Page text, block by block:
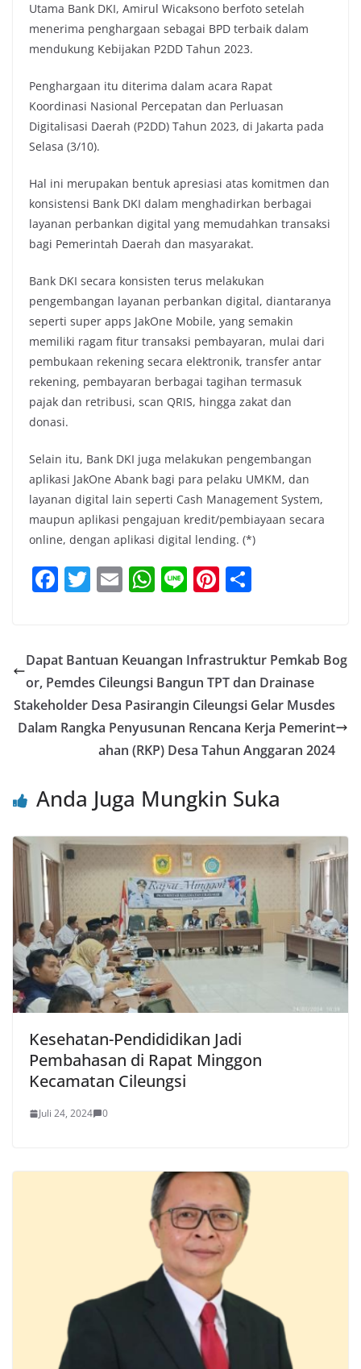
Utama Bank DKI, Amirul Wicaksono berfoto setelah
menerima penghargaan sebagai BPD terbaik dalam
mendukung Kebijakan P2DD Tahun 2023.
Penghargaan itu diterima dalam acara Rapat
Koordinasi Nasional Percepatan dan Perluasan
Digitalisasi Daerah (P2DD) Tahun 2023, di Jakarta pada
Selasa (3/10).
Hal ini merupakan bentuk apresiasi atas komitmen dan
konsistensi Bank DKI dalam menghadirkan berbagai
layanan perbankan digital yang memudahkan transaksi
bagi Pemerintah Daerah dan masyarakat.
Bank DKI secara konsisten terus melakukan
pengembangan layanan perbankan digital, diantaranya
seperti super apps JakOne Mobile, yang semakin
memiliki ragam fitur transaksi pembayaran, mulai dari
pembukaan rekening secara elektronik, transfer antar
rekening, pembayaran berbagai tagihan termasuk
pajak dan retribusi, scan QRIS, hingga zakat dan
donasi.
Selain itu, Bank DKI juga melakukan pengembangan
aplikasi JakOne Abank bagi para pelaku UMKM, dan
layanan digital lain seperti Cash Management System,
maupun aplikasi pengajuan kredit/pembiayaan secara
online, dengan aplikasi digital lending. (*)
F
e
b
o
o
T
er
E
l
W
s
A
p
p
Li Pi
e
st
e
Dapat Bantuan Keuangan Infrastruktur Pemkab Bog
or, Pemdes Cileungsi Bangun TPT dan Drainase
Stakeholder Desa Pasirangin Cileungsi Gelar Musdes
Dalam Rangka Penyusunan Rencana Kerja Pemerint
ahan (RKP) Desa Tahun Anggaran 2024
Anda Juga Mungkin Suka
Kesehatan-Pendididikan Jadi
Pembahasan di Rapat Minggon
Kecamatan Cileungsi
Juli 24, 2024 0